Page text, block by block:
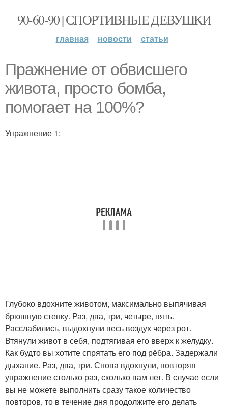
90-60-90 | СПОРТИВНЫЕ ДЕВУШКИ
главная новости статьи
Пражнение от обвисшего
живота, просто бомба,
помогает на 100%?
Упражнение 1:
Глубоко вдохните животом, максимально выпячивая
брюшную стенку. Раз, два, три, четыре, пять.
Расслабились, выдохнули весь воздух через рот.
Втянули живот в себя, подтягивая его вверх к желудку.
Как будто вы хотите спрятать его под рёбра. Задержали
дыхание. Раз, два, три. Снова вдохнули, повторяя
упражнение столько раз, сколько вам лет. В случае если
вы не можете выполнить сразу такое количество
повторов, то в течение дня продолжите его делать